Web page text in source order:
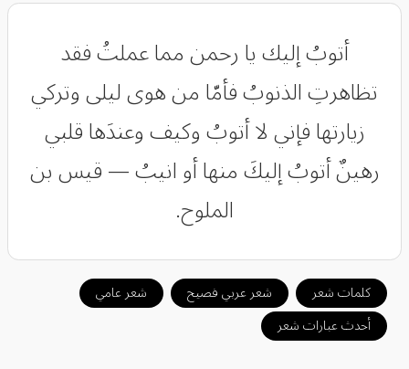
أتوبُ إليك يا رحمن مما عملتُ فقد
تظاهرتِ الذنوبُ فأمّا من هوى ليلى وتركي
زيارتها فإني لا أتوبُ وكيف وعندَها قلبي
رهينٌ أتوبُ إليكَ منها أو انيبُ — قيس بن
الملوح.
كلمات شعر شعر عربي فصيح
شعر عامي
أحدث عبارات شعر